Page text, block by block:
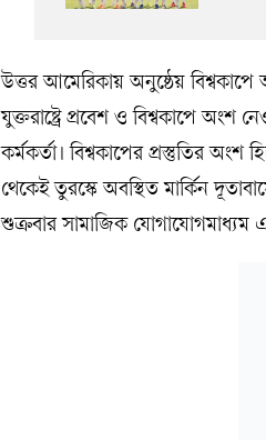
উত্তর আমেরিকায় অনুষ্ঠেয়
যুক্তরাষ্ট্রে প্রবেশ ও বিশ্বকাপে
কর্মকর্তা। বিশ্বকাপের প্রস্তুতির অংশ
থেকেই তুরস্কে অবস্থিত মার্কিন
শুক্রবার সামাজিক যোগাযোগমাধ্যম